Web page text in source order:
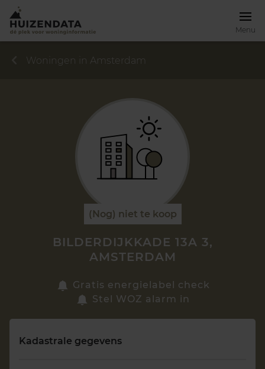
Menu
Vragen? Neem contact met ons op
088 220 4200
Woningen in Amsterdam
(Nog) niet te koop
BILDERDIJKKADE 13A 3,
AMSTERDAM
Gratis energielabel check
Stel WOZ alarm in
Kadastrale gegevens